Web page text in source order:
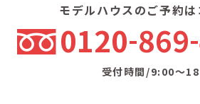
モデルハウスのご予約は
0120 869
受付時間/9:00〜